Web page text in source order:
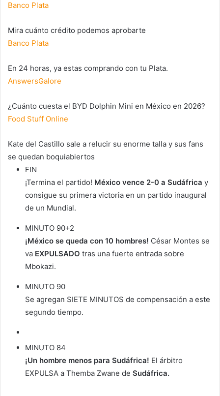
Banco Plata
Mira cuánto crédito podemos aprobarte
Banco Plata
En 24 horas, ya estas comprando con tu Plata.
AnswersGalore
¿Cuánto cuesta el BYD Dolphin Mini en México en 2026?
Food Stuff Online
Kate del Castillo sale a relucir su enorme talla y sus fans
se quedan boquiabiertos
FIN
¡Termina el partido! México vence 2-0 a Sudáfrica y
consigue su primera victoria en un partido inaugural
de un Mundial.
MINUTO 90+2
¡México se queda con 10 hombres! César Montes se
va EXPULSADO tras una fuerte entrada sobre
Mbokazi.
MINUTO 90
Se agregan SIETE MINUTOS de compensación a este
segundo tiempo.
MINUTO 84
¡Un hombre menos para Sudáfrica! El árbitro
EXPULSA a Themba Zwane de Sudáfrica.